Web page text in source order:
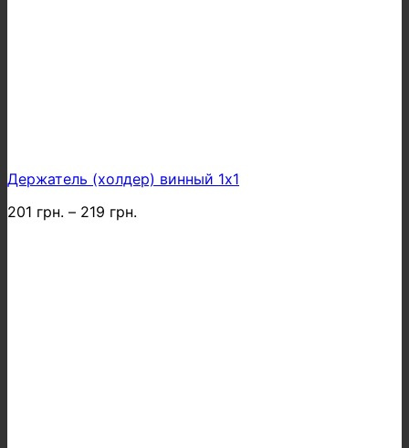
Держатель (холдер) винный 1х1
201 грн. – 219 грн.